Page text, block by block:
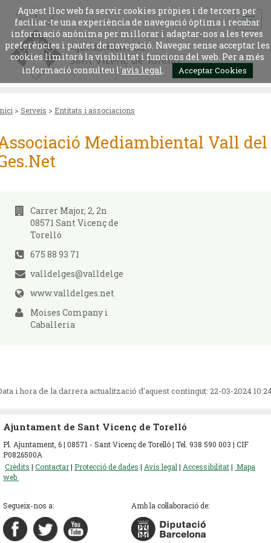
Aquest lloc web fa servir cookies pròpies i de tercers per
faciliar-te una experiència de navegació òptima i recabar
informació anònima per millorar i adaptar-nos a les teves
preferències i pautes de navegació. Navegar sense acceptar les
cookies limitarà la visibilitat i funcions del web. Per a més
informació consulteu l´avis legal. Acceptar Cookies
> Serveis > Entitats i associacions
Mediambiental Vall del
Carrer Major, 2, 2n
08571 Sant Vicenç de
Torelló
675 88 93 71
valldelges@valldelges.net
www.valldelges.net
Moises Company i
Caballeria
i hora de la darrera actualització d'aquest contingut: 22-03-2024
Ajuntament de Sant Vicenç de Torelló
Pl. Ajuntament, 6 | 08571 - Sant Vicenç de Torelló | Tel. 938 590 003 | CIF
P0826500A
Crèdits | Contactar| Protecció de dades | Avís legal | Accessibilitat| Mapa
web
Segueix-nos a: Amb la col·laboració de: